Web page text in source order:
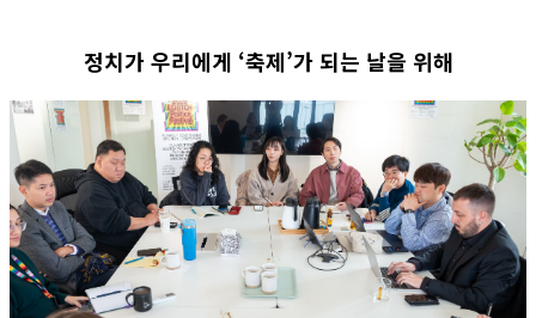
정치가 우리에게 ‘축제’가 되는 날을 위해